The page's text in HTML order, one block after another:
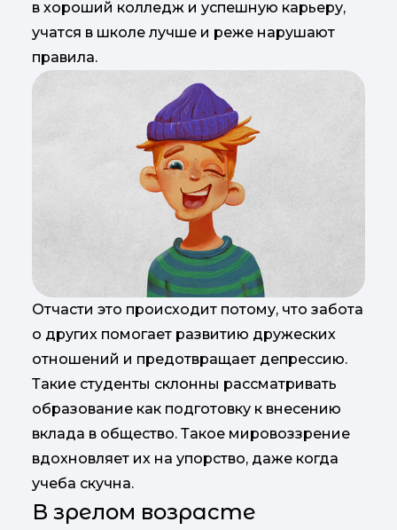
в хороший колледж и успешную карьеру,
учатся в школе лучше и реже нарушают
правила.
Отчасти это происходит потому, что забота
о других помогает развитию дружеских
отношений и предотвращает депрессию.
Такие студенты склонны рассматривать
образование как подготовку к внесению
вклада в общество. Такое мировоззрение
вдохновляет их на упорство, даже когда
учеба скучна.
В зрелом возрасте